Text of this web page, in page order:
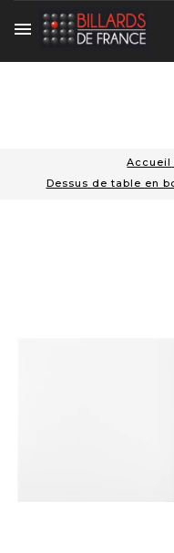

Accueil
Dessus de table en